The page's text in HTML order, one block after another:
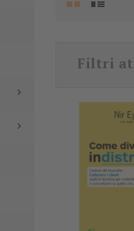
Filtri